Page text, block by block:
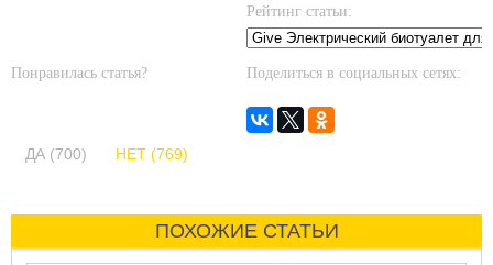
Рейтинг статьи:
Понравилась статья?
ДА (700) НЕТ (769)
Поделиться в социальных сетях:
ПОХОЖИЕ СТАТЬИ